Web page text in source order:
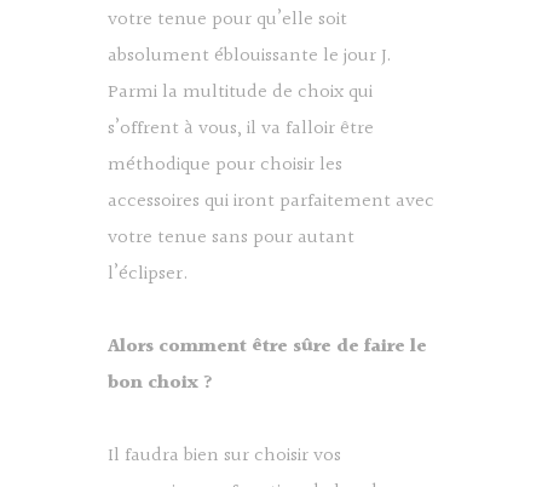
votre tenue pour qu’elle soit
absolument éblouissante le jour J.
Parmi la multitude de choix qui
s’offrent à vous, il va falloir être
méthodique pour choisir les
accessoires qui iront parfaitement avec
votre tenue sans pour autant
l’éclipser.
Alors comment être sûre de faire le
bon choix ?
Il faudra bien sur choisir vos